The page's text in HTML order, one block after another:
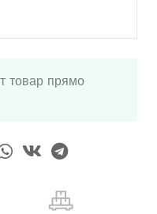
товар прямо